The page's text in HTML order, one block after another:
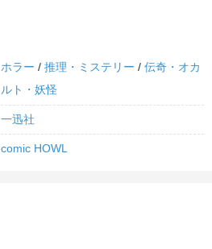
ホラー /推理・ミステリー /伝奇・オカ
ルト・妖怪
一迅社
comic HOWL